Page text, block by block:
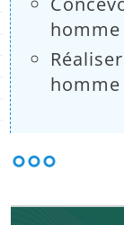
°°°